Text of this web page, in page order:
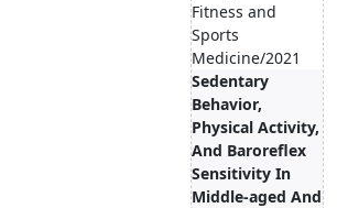
Fitness and
Sports
Medicine/2021
Sedentary
Behavior,
Physical Activity,
And Baroreflex
Sensitivity In
Middle-aged And